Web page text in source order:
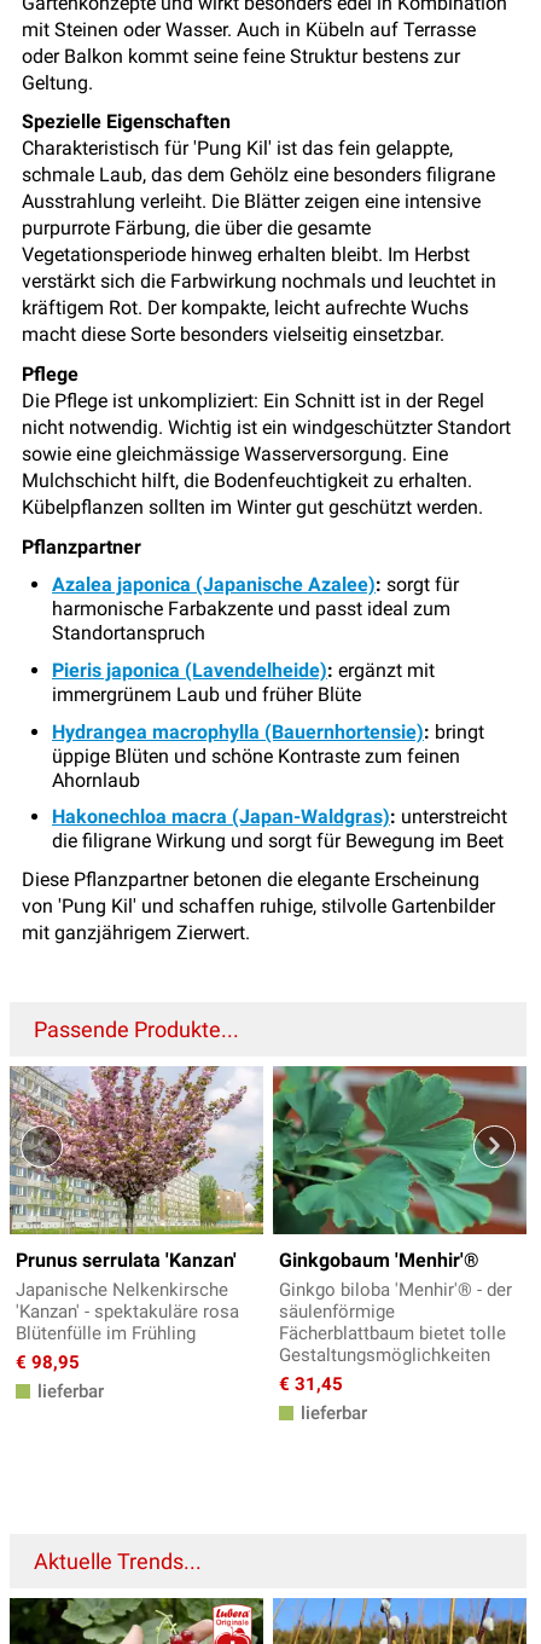
mit Steinen oder Wasser. Auch in Kübeln auf Terrasse
oder Balkon kommt seine feine Struktur bestens zur
Geltung.
Spezielle Eigenschaften
Charakteristisch für 'Pung Kil' ist das fein gelappte,
schmale Laub, das dem Gehölz eine besonders filigrane
Ausstrahlung verleiht. Die Blätter zeigen eine intensive
purpurrote Färbung, die über die gesamte
Vegetationsperiode hinweg erhalten bleibt. Im Herbst
verstärkt sich die Farbwirkung nochmals und leuchtet in
kräftigem Rot. Der kompakte, leicht aufrechte Wuchs
macht diese Sorte besonders vielseitig einsetzbar.
Pflege
Die Pflege ist unkompliziert: Ein Schnitt ist in der Regel
nicht notwendig. Wichtig ist ein windgeschützter Standort
sowie eine gleichmässige Wasserversorgung. Eine
Mulchschicht hilft, die Bodenfeuchtigkeit zu erhalten.
Kübelpflanzen sollten im Winter gut geschützt werden.
Pflanzpartner
Azalea japonica (Japanische Azalee): sorgt für
harmonische Farbakzente und passt ideal zum
Standortanspruch
Pieris japonica (Lavendelheide): ergänzt mit
immergrünem Laub und früher Blüte
Hydrangea macrophylla (Bauernhortensie): bringt
üppige Blüten und schöne Kontraste zum feinen
Ahornlaub
Hakonechloa macra (Japan-Waldgras): unterstreicht
die filigrane Wirkung und sorgt für Bewegung im Beet
Diese Pflanzpartner betonen die elegante Erscheinung
von 'Pung Kil' und schaffen ruhige, stilvolle Gartenbilder
mit ganzjährigem Zierwert.
Passende Produkte...
Prunus serrulata 'Kanzan'
Japanische Nelkenkirsche
'Kanzan' - spektakuläre rosa
Blütenfülle im Frühling
€ 98,95
lieferbar
Ginkgobaum 'Menhir'®
Ginkgo biloba 'Menhir'® - der
säulenförmige
Fächerblattbaum bietet tolle
Gestaltungsmöglichkeiten
€ 31,45
lieferbar
Aktuelle Trends...